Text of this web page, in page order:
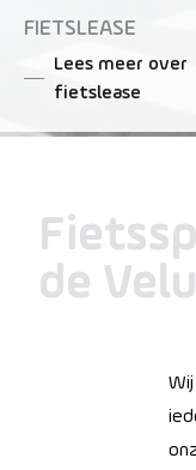
FIETSLEASE
Lees meer over
fietslease
de